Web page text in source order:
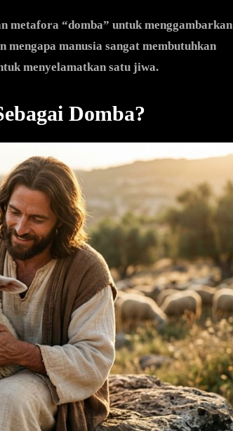
metafora “domba” untuk menggambarkan
manusia sangat membutuhkan
menyelamatkan satu jiwa.
Domba?